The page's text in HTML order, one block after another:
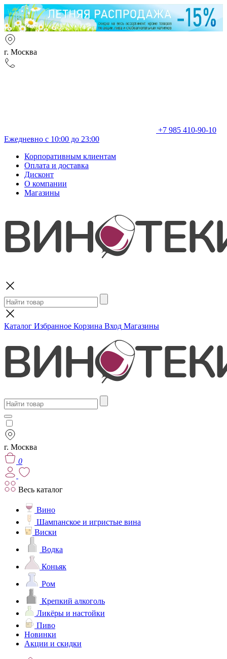
г. Москва
+7 985 410-90-10
Ежедневно с 10:00 до 23:00
Корпоративным клиентам
Оплата и доставка
Дисконт
О компании
Магазины
Каталог Избранное Корзина Вход Магазины
г. Москва
0
Весь каталог
Вино
Шампанское и игристые вина
Виски
Водка
Коньяк
Ром
Крепкий алкоголь
Ликёры и настойки
Пиво
Новинки
Акции и скидки